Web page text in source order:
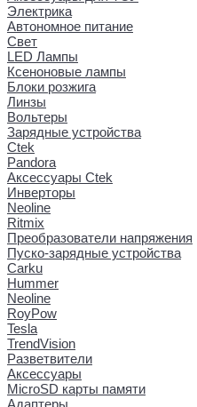
Электрика
Автономное питание
Свет
LED Лампы
Ксеноновые лампы
Блоки розжига
Линзы
Вольтеры
Зарядные устройства
Ctek
Pandora
Аксессуары Ctek
Инверторы
Neoline
Ritmix
Преобразователи напряжения
Пуско-зарядные устройства
Carku
Hummer
Neoline
RoyPow
Tesla
TrendVision
Разветвители
Аксессуары
MicroSD карты памяти
Адаптеры